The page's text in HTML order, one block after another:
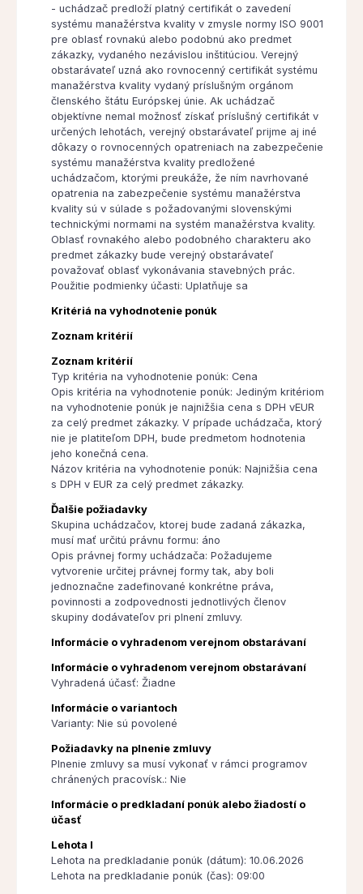
- uchádzač predloží platný certifikát o zavedení
systému manažérstva kvality v zmysle normy ISO 9001
pre oblasť rovnakú alebo podobnú ako predmet
zákazky, vydaného nezávislou inštitúciou. Verejný
obstarávateľ uzná ako rovnocenný certifikát systému
manažérstva kvality vydaný príslušným orgánom
členského štátu Európskej únie. Ak uchádzač
objektívne nemal možnosť získať príslušný certifikát v
určených lehotách, verejný obstarávateľ prijme aj iné
dôkazy o rovnocenných opatreniach na zabezpečenie
systému manažérstva kvality predložené
uchádzačom, ktorými preukáže, že ním navrhované
opatrenia na zabezpečenie systému manažérstva
kvality sú v súlade s požadovanými slovenskými
technickými normami na systém manažérstva kvality.
Oblasť rovnakého alebo podobného charakteru ako
predmet zákazky bude verejný obstarávateľ
považovať oblasť vykonávania stavebných prác.
Použitie podmienky účasti: Uplatňuje sa
Kritériá na vyhodnotenie ponúk
Zoznam kritérií
Zoznam kritérií
Typ kritéria na vyhodnotenie ponúk: Cena
Opis kritéria na vyhodnotenie ponúk: Jediným kritériom
na vyhodnotenie ponúk je najnižšia cena s DPH vEUR
za celý predmet zákazky. V prípade uchádzača, ktorý
nie je platiteľom DPH, bude predmetom hodnotenia
jeho konečná cena.
Názov kritéria na vyhodnotenie ponúk: Najnižšia cena
s DPH v EUR za celý predmet zákazky.
Ďalšie požiadavky
Skupina uchádzačov, ktorej bude zadaná zákazka,
musí mať určitú právnu formu: áno
Opis právnej formy uchádzača: Požadujeme
vytvorenie určitej právnej formy tak, aby boli
jednoznačne zadefinované konkrétne práva,
povinnosti a zodpovednosti jednotlivých členov
skupiny dodávateľov pri plnení zmluvy.
Informácie o vyhradenom verejnom obstarávaní
Informácie o vyhradenom verejnom obstarávaní
Vyhradená účasť: Žiadne
Informácie o variantoch
Varianty: Nie sú povolené
Požiadavky na plnenie zmluvy
Plnenie zmluvy sa musí vykonať v rámci programov
chránených pracovísk.: Nie
Informácie o predkladaní ponúk alebo žiadostí o
účasť
Lehota I
Lehota na predkladanie ponúk (dátum): 10.06.2026
Lehota na predkladanie ponúk (čas): 09:00